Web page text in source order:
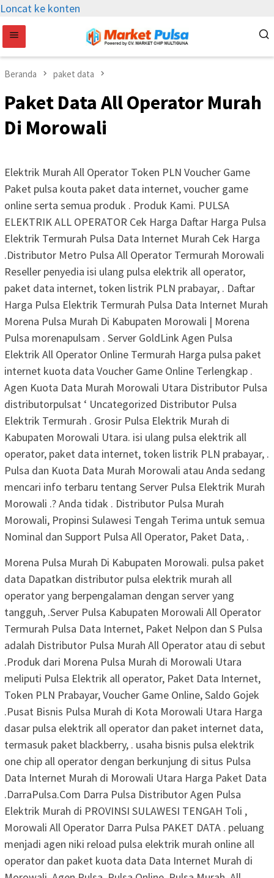
Loncat ke konten
Beranda paket data
Paket Data All Operator Murah
Di Morowali
Elektrik Murah All Operator Token PLN Voucher Game
Paket pulsa kouta paket data internet, voucher game
online serta semua produk . Produk Kami. PULSA
ELEKTRIK ALL OPERATOR Cek Harga Daftar Harga Pulsa
Elektrik Termurah Pulsa Data Internet Murah Cek Harga
.Distributor Metro Pulsa All Operator Termurah Morowali
Reseller penyedia isi ulang pulsa elektrik all operator,
paket data internet, token listrik PLN prabayar, . Daftar
Harga Pulsa Elektrik Termurah Pulsa Data Internet Murah
Morena Pulsa Murah Di Kabupaten Morowali | Morena
Pulsa morenapulsam . Server GoldLink Agen Pulsa
Elektrik All Operator Online Termurah Harga pulsa paket
internet kuota data Voucher Game Online Terlengkap .
Agen Kuota Data Murah Morowali Utara Distributor Pulsa
distributorpulsat ‘ Uncategorized Distributor Pulsa
Elektrik Termurah . Grosir Pulsa Elektrik Murah di
Kabupaten Morowali Utara. isi ulang pulsa elektrik all
operator, paket data internet, token listrik PLN prabayar, .
Pulsa dan Kuota Data Murah Morowali atau Anda sedang
mencari info terbaru tentang Server Pulsa Elektrik Murah
Morowali .? Anda tidak . Distributor Pulsa Murah
Morowali, Propinsi Sulawesi Tengah Terima untuk semua
Nominal dan Support Pulsa All Operator, Paket Data, .
Morena Pulsa Murah Di Kabupaten Morowali. pulsa paket
data Dapatkan distributor pulsa elektrik murah all
operator yang berpengalaman dengan server yang
tangguh, .Server Pulsa Kabupaten Morowali All Operator
Termurah Pulsa Data Internet, Paket Nelpon dan S Pulsa
adalah Distributor Pulsa Murah All Operator atau di sebut
.Produk dari Morena Pulsa Murah di Morowali Utara
meliputi Pulsa Elektrik all operator, Paket Data Internet,
Token PLN Prabayar, Voucher Game Online, Saldo Gojek
.Pusat Bisnis Pulsa Murah di Kota Morowali Utara Harga
dasar pulsa elektrik all operator dan paket internet data,
termasuk paket blackberry, . usaha bisnis pulsa elektrik
one chip all operator dengan berkunjung di situs Pulsa
Data Internet Murah di Morowali Utara Harga Paket Data
.DarraPulsa.Com Darra Pulsa Distributor Agen Pulsa
Elektrik Murah di PROVINSI SULAWESI TENGAH Toli ,
Morowali All Operator Darra Pulsa PAKET DATA . peluang
menjadi agen niki reload pulsa elektrik murah online all
operator dan paket kuota data Data Internet Murah di